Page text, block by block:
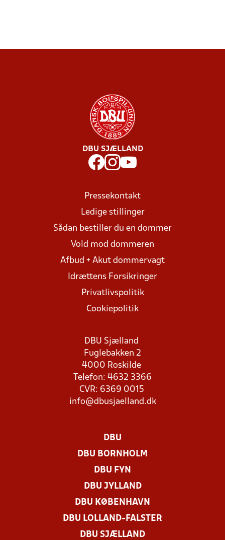
DBU SJÆLLAND
Pressekontakt
Ledige stillinger
Sådan bestiller du en dommer
Vold mod dommeren
Afbud + Akut dommervagt
Idrættens Forsikringer
Privatlivspolitik
Cookiepolitik
DBU Sjælland
Fuglebakken 2
4000 Roskilde
Telefon: 4632 3366
CVR: 6369 0015
info@dbusjaelland.dk
DBU
DBU BORNHOLM
DBU FYN
DBU JYLLAND
DBU KØBENHAVN
DBU LOLLAND-FALSTER
DBU SJÆLLAND